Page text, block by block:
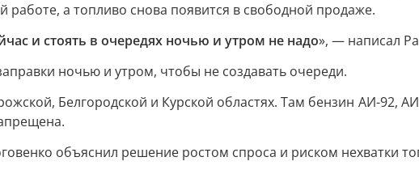
работе, а топливо снова появится в свободной продаже.
и стоять в очередях ночью и утром не надо», — написал
ночью и утром, чтобы не создавать очереди.
Белгородской и Курской областях. Там бензин АИ-92,
объяснил решение ростом спроса и риском нехватки